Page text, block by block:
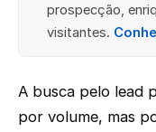
prospecção,
visitantes.
A busca pelo lead
por volume, mas